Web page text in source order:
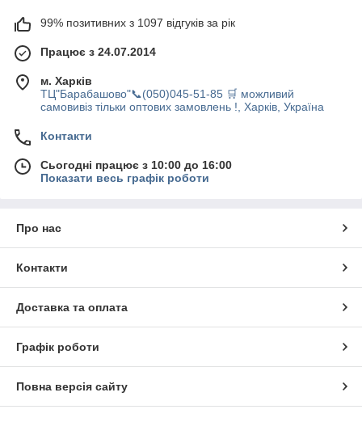
99% позитивних з 1097 відгуків за рік
Працює з 24.07.2014
м. Харків
ТЦ"Барабашово"📞(050)045-51-85 🛒 можливий
самовивіз тільки оптових замовлень !, Харків, Україна
Контакти
Сьогодні працює з 10:00 до 16:00
Показати весь графік роботи
Про нас
Контакти
Доставка та оплата
Графік роботи
Повна версія сайту